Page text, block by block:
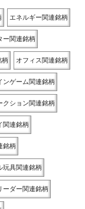
エネルギー関連銘柄
ー関連銘柄
柄 オフィス関連銘柄
ンゲーム関連銘柄
クション関連銘柄
関連銘柄
銘柄
玩具関連銘柄
ーダー関連銘柄